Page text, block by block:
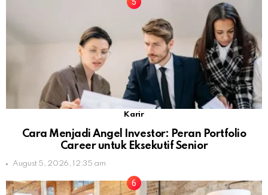
Karir
Cara Menjadi Angel Investor: Peran Portfolio
Career untuk Eksekutif Senior
August 5, 2026, 12:35 am